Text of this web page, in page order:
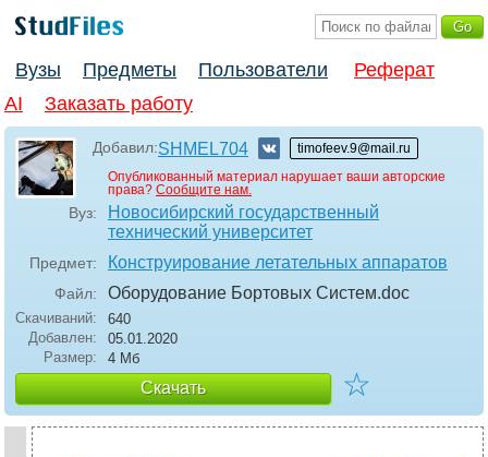
Вузы Предметы Пользователи
Реферат
AI
Заказать работу
Добавил:SHMEL704
timofeev.9@mail.ru
Опубликованный материал нарушает ваши авторские
права? Сообщите нам.
Вуз:
Новосибирский государственный
технический университет
Предмет: Конструирование летательных аппаратов
Файл: Оборудование Бортовых Систем.doc
Скачиваний:
640
Добавлен:
05.01.2020
Размер:
4 Мб
Скачать ☆